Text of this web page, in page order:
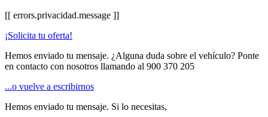
[[ errors.privacidad.message ]]
¡Solicita tu oferta!
Hemos enviado tu mensaje. ¿Alguna duda sobre el vehículo? Ponte
en contacto con nosotros llamando al 900 370 205
...o vuelve a escribirnos
Hemos enviado tu mensaje. Si lo necesitas,